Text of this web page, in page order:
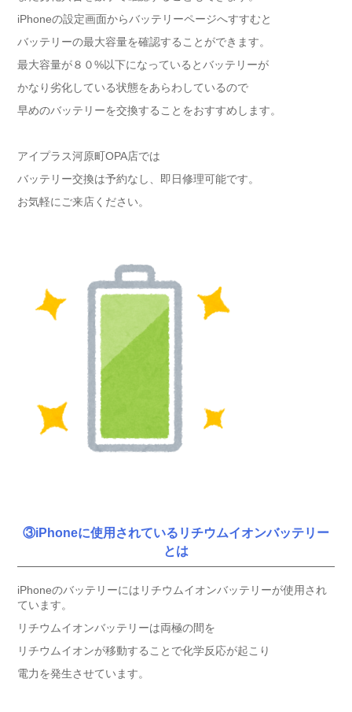
iPhoneの設定画面からバッテリーページへすすむと
バッテリーの最大容量を確認することができます。
最大容量が８０%以下になっているとバッテリーが
かなり劣化している状態をあらわしているので
早めのバッテリーを交換することをおすすめします。
アイプラス河原町OPA店では
バッテリー交換は予約なし、即日修理可能です。
お気軽にご来店ください。
③iPhoneに使用されているリチウムイオンバッテリー
とは
iPhoneのバッテリーにはリチウムイオンバッテリーが使用され
ています。
リチウムイオンバッテリーは両極の間を
リチウムイオンが移動することで化学反応が起こり
電力を発生させています。